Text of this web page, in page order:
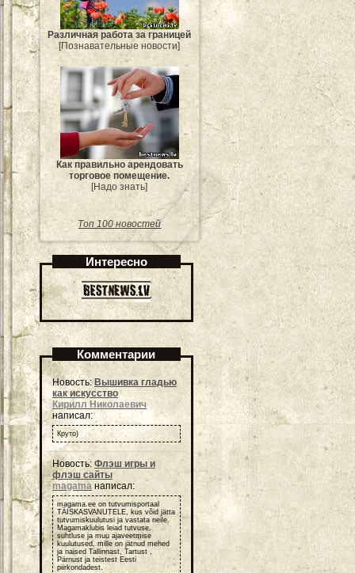
Различная работа за границей
[Познавательные новости]
Как правильно арендовать
торговое помещение.
[Надо знать]
Топ 100 новостей
Интересно
Комментарии
Новость: Вышивка гладью
как искусство
Кирилл Николаевич
написал:
Круто)
Новость:Флэш игры и
флэш сайты
magama написал:
magama.ee on tutvumisportaal
TÄISKASVANUTELE, kus võid jätta
tutvumiskuulutusi ja vastata neile.
Magamaklubis leiad tutvuse,
suhtluse ja muu ajaveetmise
kuulutused, mille on jätnud mehed
ja naised Tallinnast, Tartust ,
Pärnust ja teistest Eesti
piirkondadest.